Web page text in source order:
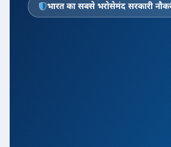
भारत का सबसे भरोसेमंद सरकारी